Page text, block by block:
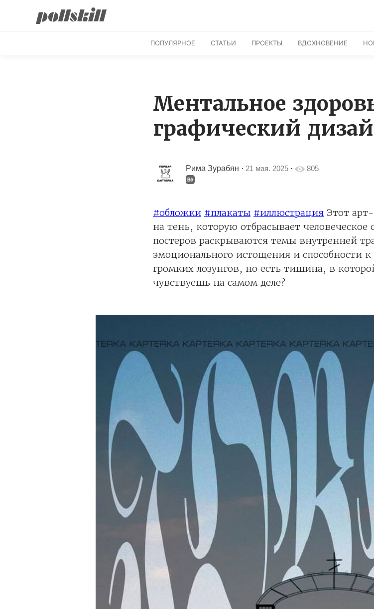
ПОПУЛЯРНОЕ СТАТЬИ ПРОЕКТЫ ВДОХНОВЕНИЕ
Ментальное
графический
Рима Зурабян · 21 мая. 2025· 805
#обложки #плакаты #иллюстрация Этот
на тень, которую отбрасывает человеческое
постеров раскрываются темы внутренней
эмоционального истощения и способности
громких лозунгов, но есть тишина, в
чувствуешь на самом деле?